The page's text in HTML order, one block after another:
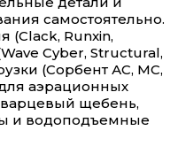
самостоятельно.
(Clack, Runxin,
Cyber, Structural,
(Сорбент АС, МС,
аэрационных
щебень,
и водоподъемные